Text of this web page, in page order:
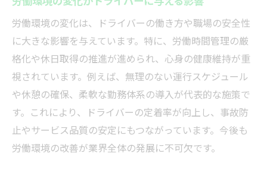
4時間運転後の休憩ルールを理解する
ドライバーの4時間運転後休憩ルールの意味
適切な休憩がドライバーの健康と安全を守
る
労働時間管理と休憩制度のポイントを解説
ドライバーの疲労防止に必要な休息のコツ
労働環境の変化は、ドライバーの働き方や職場の安全性
に大きな影響を与えています。特に、労働時間管理の厳
格化や休日取得の推進が進められ、心身の健康維持が重
視されています。例えば、無理のない運行スケジュール
や休憩の確保、柔軟な勤務体系の導入が代表的な施策で
す。これにより、ドライバーの定着率が向上し、事故防
止やサービス品質の安定にもつながっています。今後も
労働環境の改善が業界全体の発展に不可欠です。